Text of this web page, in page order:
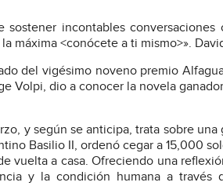
incontables
máxima <conócete a ti mismo>».
del vigésimo noveno premio
Volpi, dio a conocer la novela
y según se anticipa, trata sobre una
Basilio II, ordenó cegar a 15,000
vuelta a casa. Ofreciendo una
y la condición humana a través